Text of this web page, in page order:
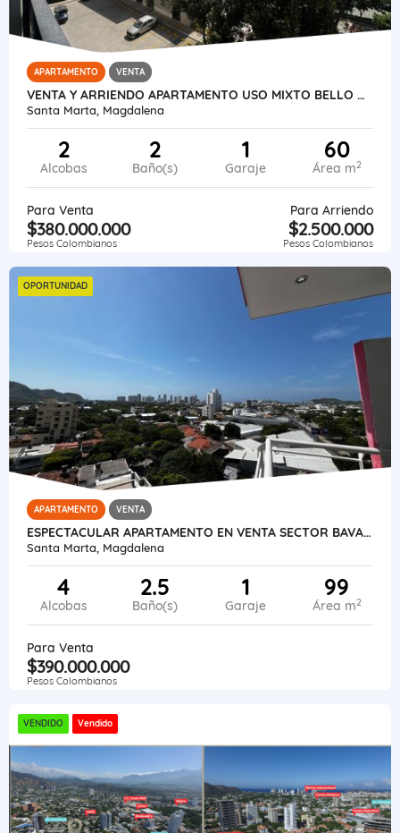
APARTAMENTO VENTA
VENTA Y ARRIENDO APARTAMENTO USO MIXTO BELLO HORIZONTE SANTA MARTA
Santa Marta, Magdalena
2
Alcobas
2
Baño(s)
1
Garaje
60
Área m2
Para Venta
$380.000.000
Pesos Colombianos
Para Arriendo
$2.500.000
Pesos Colombianos
OPORTUNIDAD
APARTAMENTO VENTA
ESPECTACULAR APARTAMENTO EN VENTA SECTOR BAVARIA
Santa Marta, Magdalena
4
Alcobas
2.5
Baño(s)
1
Garaje
99
Área m2
Para Venta
$390.000.000
Pesos Colombianos
VENDIDO Vendido